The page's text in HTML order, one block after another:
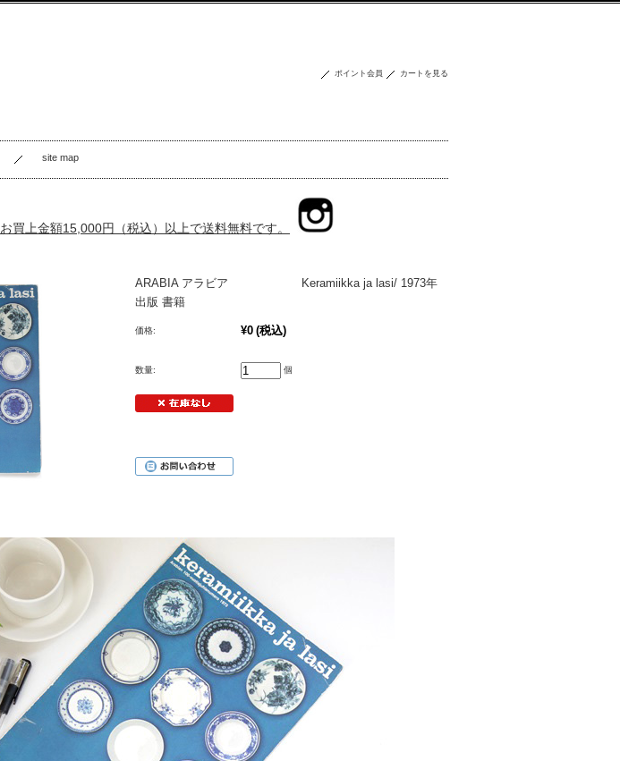
ポイント会員 カートを見る
site map
お買上金額15,000円（税込）以上で送料無料です。
ARABIA アラビア Keramiikka ja lasi/ 1973年
出版 書籍
価格: ¥0 (税込)
数量: 個